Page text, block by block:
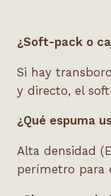
¿Soft-pack o
Si hay
y directo, el
¿Qué espuma
Alta densidad
perímetro para